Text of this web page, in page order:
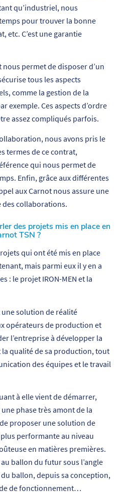
qu’industriel, nous
pour trouver la bonne
etc. C’est une garantie
permet de disposer d’un
tous les aspects
comme la gestion de la
exemple. Ces aspects d’ordre
assez compliqués parfois.
nous avons pris le
termes de ce contrat,
qui nous permet de
Enfin, grâce aux différentes
aux Carnot nous assure une
collaborations.
des projets mis en place en
TSN ?
qui ont été mis en place
mais parmi eux il y en a
: le projet IRON-MEN et la
une solution de réalité
opérateurs de production et
l’entreprise à développer la
la qualité de sa production, tout
des équipes et le travail
à elle vient de démarrer,
phase très amont de la
proposer une solution de
performante au niveau
en matières premières.
ballon du futur sous l’angle
ballon, depuis sa conception,
de fonctionnement…